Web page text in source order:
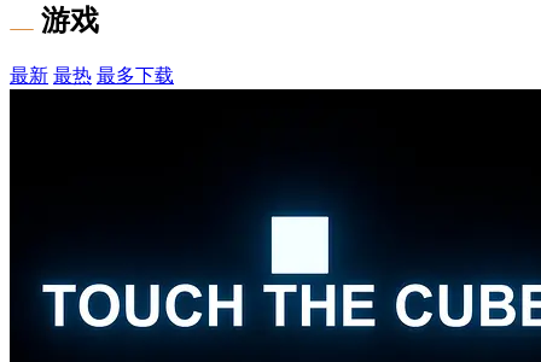
游戏
最新 最热 最多下载